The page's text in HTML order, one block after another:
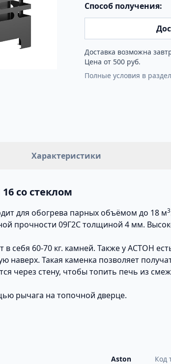
Способ получения:
Доставка возможна
Цена от 500 руб.
Полные условия в
Характеристики
со стеклом
для обогрева парных объёмом до 18 м3
прочности 09Г2С толщиной 4 мм.
себя 60-70 кг. камней. Также у АСТОН
наверх. Такая каменка позволяет
через стену, чтобы топить печь из
рычага на топочной дверце.
Aston Код